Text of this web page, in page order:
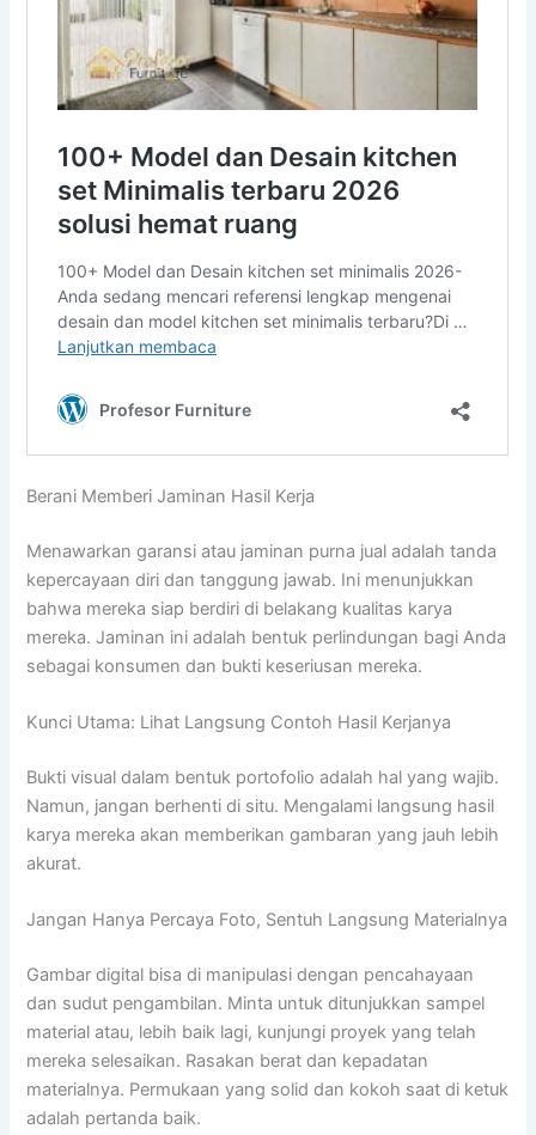
Berani Memberi Jaminan Hasil Kerja
Menawarkan garansi atau jaminan purna jual adalah tanda
kepercayaan diri dan tanggung jawab. Ini menunjukkan
bahwa mereka siap berdiri di belakang kualitas karya
mereka. Jaminan ini adalah bentuk perlindungan bagi Anda
sebagai konsumen dan bukti keseriusan mereka.
Kunci Utama: Lihat Langsung Contoh Hasil Kerjanya
Bukti visual dalam bentuk portofolio adalah hal yang wajib.
Namun, jangan berhenti di situ. Mengalami langsung hasil
karya mereka akan memberikan gambaran yang jauh lebih
akurat.
Jangan Hanya Percaya Foto, Sentuh Langsung Materialnya
Gambar digital bisa di manipulasi dengan pencahayaan
dan sudut pengambilan. Minta untuk ditunjukkan sampel
material atau, lebih baik lagi, kunjungi proyek yang telah
mereka selesaikan. Rasakan berat dan kepadatan
materialnya. Permukaan yang solid dan kokoh saat di ketuk
adalah pertanda baik.